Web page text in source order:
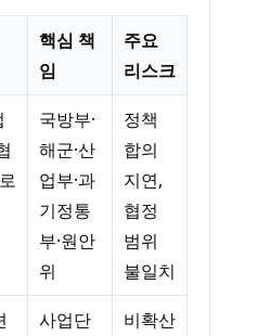
핵심 책
임
주요
리스크
국방부·
해군·산
업부·과
기정통
부·원안
위
정책
합의
지연,
협정
범위
불일치
사업단
비확산